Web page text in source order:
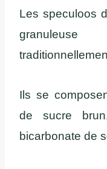
Les speculoos
Ils se
de sucre
bicarbonate de